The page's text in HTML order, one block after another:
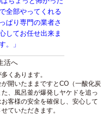
全部やってくれる
ぱり専門の業者さ
してお任せ出来ま
。」
くあります。
開いたままですとCO（一酸化炭
、風呂釜が爆発しヤケドを追っ
客様の安全を確保し、安心して
ていただきます。